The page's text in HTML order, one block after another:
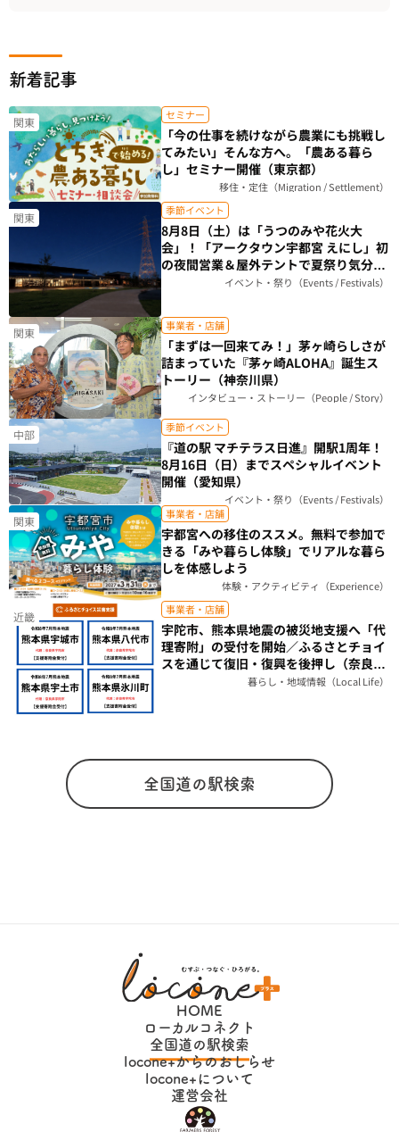
新着記事
関東 セミナー
「今の仕事を続けながら農業にも挑戦し
てみたい」そんな方へ。「農ある暮ら
し」セミナー開催（東京都）
移住・定住（Migration / Settlement）
関東 季節イベント
8月8日（土）は「うつのみや花火大
会」！「アークタウン宇都宮 えにし」初
の夜間営業＆屋外テントで夏祭り気分を
楽しもう（栃木県）イベント・祭り（Events / Festivals）
関東 事業者・店舗
「まずは一回来てみ！」茅ヶ崎らしさが
詰まっていた『茅ヶ崎ALOHA』誕生ス
トーリー（神奈川県）
インタビュー・ストーリー（People / Story）
中部 季節イベント
『道の駅 マチテラス日進』開駅1周年！
8月16日（日）までスペシャルイベント
開催（愛知県）
イベント・祭り（Events / Festivals）
関東 事業者・店舗
宇都宮への移住のススメ。無料で参加で
きる「みや暮らし体験」でリアルな暮ら
しを体感しよう
体験・アクティビティ（Experience）
近畿 事業者・店舗
宇陀市、熊本県地震の被災地支援へ「代
理寄附」の受付を開始／ふるさとチョイ
スを通じて復旧・復興を後押し（奈良
暮らし・地域情報（Local Life）
全国道の駅検索
HOME
ローカルコネクト
全国道の駅検索
locone+からのおしらせ
locone+について
運営会社